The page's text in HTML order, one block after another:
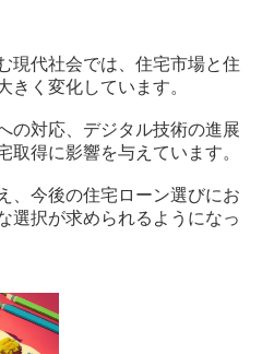
現代社会では、住宅市場と住
きく変化しています。
の対応、デジタル技術の進展
取得に影響を与えています。
、今後の住宅ローン選びにお
選択が求められるようになっ